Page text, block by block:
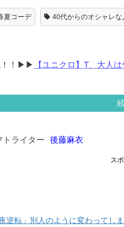
夏コーデ 40代からのオシャレな
！！▶▶
【ユニクロ】T、大人
はどうしていますか？ おす
トライター 後藤麻衣
ス
逆転」別人のように変わって